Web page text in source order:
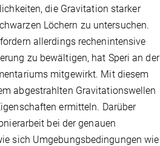
die Gravitation starker
Löchern zu untersuchen.
allerdings rechenintensive
zu bewältigen, hat Speri an der
mitgewirkt. Mit diesem
abgestrahlten Gravitationswellen
ermitteln. Darüber
bei der genauen
sich Umgebungsbedingungen wie